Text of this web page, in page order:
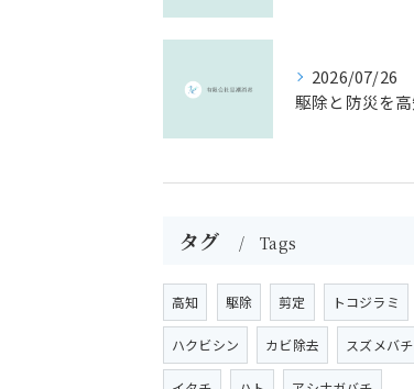
2026/07/26
タグ Tags
高知 駆除 剪定 トコジラミ
ハクビシン カビ除去 スズメバチ